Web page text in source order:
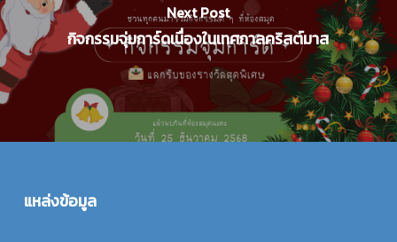
Next Post
กิจกรรมจุ่มการ์ดเนื่องในเทศกาลคริสต์มาส
แหล่งข้อมูล